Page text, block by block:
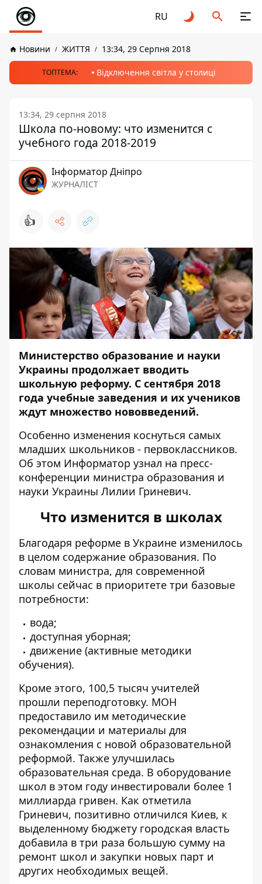
RU
Новини ЖИТТЯ 13:34, 29 Серпня 2018
ТОПТЕМА: Відключення світла у столиці
13:34, 29 серпня 2018
Школа по-новому: что изменится с
учебного года 2018-2019
Інформатор Дніпро
ЖУРНАЛІСТ
👍
Министерство образование и науки
Украины продолжает вводить
школьную реформу. С сентября 2018
года учебные заведения и их учеников
ждут множество нововведений.
Особенно изменения коснуться самых
младших школьников - первоклассников.
Об этом Информатор узнал на пресс-
конференции министра образования и
науки Украины Лилии Гриневич.
Что изменится в школах
Благодаря реформе в Украине изменилось
в целом содержание образования. По
словам министра, для современной
школы сейчас в приоритете три базовые
потребности:
вода;
доступная уборная;
движение (активные методики
обучения).
Кроме этого, 100,5 тысяч учителей
прошли переподготовку. МОН
предоставило им методические
рекомендации и материалы для
ознакомления с новой образовательной
реформой. Также улучшилась
образовательная среда. В оборудование
школ в этом году инвестировали более 1
миллиарда гривен. Как отметила
Гриневич, позитивно отличился Киев, к
выделенному бюджету городская власть
добавила в три раза большую сумму на
ремонт школ и закупки новых парт и
других необходимых вещей.